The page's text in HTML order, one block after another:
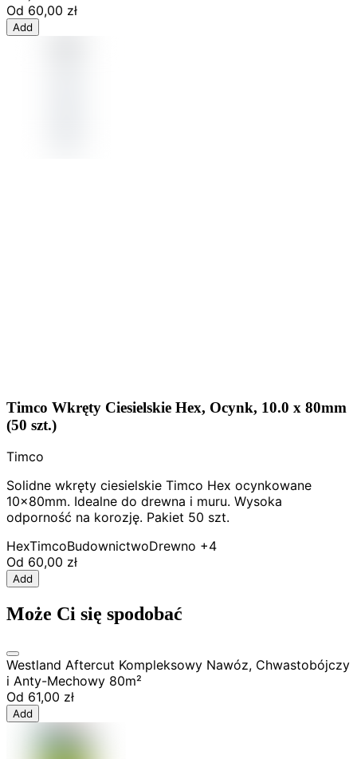
Od 60,00 zł
Add
Timco Wkręty Ciesielskie Hex, Ocynk, 10.0 x 80mm
(50 szt.)
Timco
Solidne wkręty ciesielskie Timco Hex ocynkowane
10x80mm. Idealne do drewna i muru. Wysoka
odporność na korozję. Pakiet 50 szt.
HexTimcoBudownictwoDrewno +4
Od 60,00 zł
Add
Może Ci się spodobać
Westland Aftercut Kompleksowy Nawóz, Chwastobójczy
i Anty-Mechowy 80m²
Od 61,00 zł
Add